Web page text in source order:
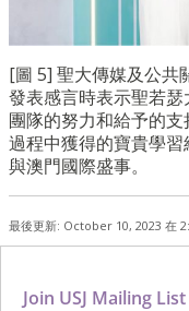
[圖 5] 聖大傳媒及公共
發表感言時表示聖若
團隊的努力和給予的
過程中獲得的寶貴學
與澳門國際盛事。
最後更新: October 10, 2023 在
Join USJ Mailing List